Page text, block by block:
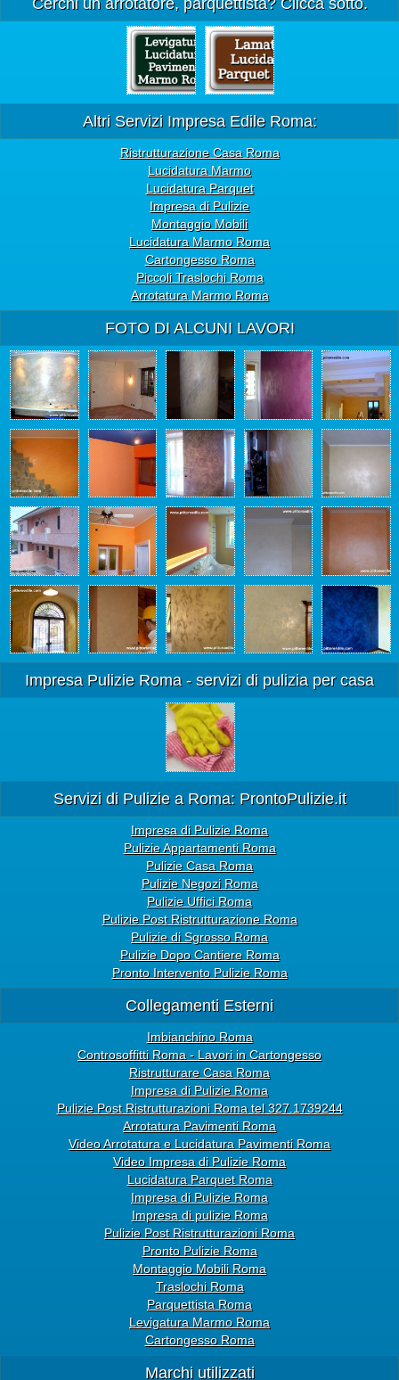
Altri Servizi Impresa Edile Roma:
Ristrutturazione Casa Roma
Lucidatura Marmo
Lucidatura Parquet
Impresa di Pulizie
Montaggio Mobili
Lucidatura Marmo Roma
Cartongesso Roma
Piccoli Traslochi Roma
Arrotatura Marmo Roma
FOTO DI ALCUNI LAVORI
Impresa Pulizie Roma - servizi di pulizia per casa
Servizi di Pulizie a Roma: ProntoPulizie.it
Impresa di Pulizie Roma
Pulizie Appartamenti Roma
Pulizie Casa Roma
Pulizie Negozi Roma
Pulizie Uffici Roma
Pulizie Post Ristrutturazione Roma
Pulizie di Sgrosso Roma
Pulizie Dopo Cantiere Roma
Pronto Intervento Pulizie Roma
Collegamenti Esterni
Imbianchino Roma
Controsoffitti Roma - Lavori in Cartongesso
Ristrutturare Casa Roma
Impresa di Pulizie Roma
Pulizie Post Ristrutturazioni Roma tel 327.1739244
Arrotatura Pavimenti Roma
Video Arrotatura e Lucidatura Pavimenti Roma
Video Impresa di Pulizie Roma
Lucidatura Parquet Roma
Impresa di Pulizie Roma
Impresa di pulizie Roma
Pulizie Post Ristrutturazioni Roma
Pronto Pulizie Roma
Montaggio Mobili Roma
Traslochi Roma
Parquettista Roma
Levigatura Marmo Roma
Cartongesso Roma
Marchi utilizzati